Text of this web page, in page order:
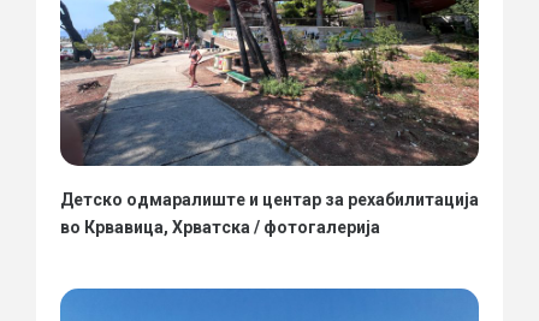
Детско одмаралиште и центар за рехабилитација
во Крвавица, Хрватска / фотогалерија